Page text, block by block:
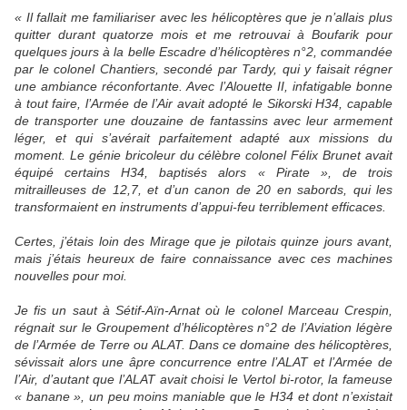
« Il fallait me familiariser avec les hélicoptères que je n’allais plus
quitter durant quatorze mois et me retrouvai à Boufarik pour
quelques jours à la belle Escadre d’hélicoptères n°2, commandée
par le colonel Chantiers, secondé par Tardy, qui y faisait régner
une ambiance réconfortante. Avec l’Alouette II, infatigable bonne
à tout faire, l’Armée de l’Air avait adopté le Sikorski H34, capable
de transporter une douzaine de fantassins avec leur armement
léger, et qui s’avérait parfaitement adapté aux missions du
moment. Le génie bricoleur du célèbre colonel Félix Brunet avait
équipé certains H34, baptisés alors « Pirate », de trois
mitrailleuses de 12,7, et d’un canon de 20 en sabords, qui les
transformaient en instruments d’appui-feu terriblement efficaces.
Certes, j’étais loin des Mirage que je pilotais quinze jours avant,
mais j’étais heureux de faire connaissance avec ces machines
nouvelles pour moi.
Je fis un saut à Sétif-Aïn-Arnat où le colonel Marceau Crespin,
régnait sur le Groupement d’hélicoptères n°2 de l’Aviation légère
de l’Armée de Terre ou ALAT. Dans ce domaine des hélicoptères,
sévissait alors une âpre concurrence entre l’ALAT et l’Armée de
l’Air, d’autant que l’ALAT avait choisi le Vertol bi-rotor, la fameuse
« banane », un peu moins maniable que le H34 et dont n’existait